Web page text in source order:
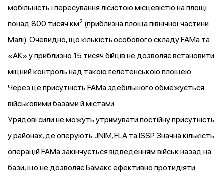
мобільність і пересування лісистою місцевістю на площі
понад 800 тисяч км2 (приблизна площа північної частини
Малі). Очевидно, що кількість особового складу FAMa та
«АК» у приблизно 15 тисяч бійців не дозволяє встановити
міцний контроль над такою велетенською площею.
Через це присутність FAMa здебільшого обмежується
військовими базами й містами.
Урядові сили не можуть утримувати постійну присутність
у районах, де оперують JNIM, FLA та ISSP. Значна кількість
операцій FAMa закінчується відведенням військ назад на
бази, що не дозволяє Бамако ефективно протидіяти